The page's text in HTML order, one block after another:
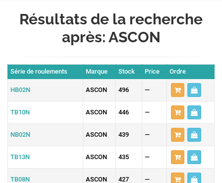
Résultats de la recherche
après: ASCON
Série de roulements Marque Stock Price Ordre
HB02N ASCON 496 —
TB10N ASCON 446 —
NB02N ASCON 439 —
TB13N ASCON 435 —
TB08N ASCON 427 —